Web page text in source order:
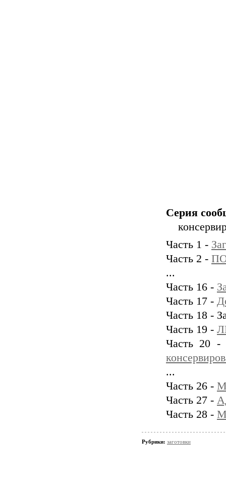
Серия
Часть 1 -
Часть 2 -
...
Часть 16 -
Часть 17 -
Часть 18 -
Часть 19 -
Часть 20 -
...
Часть 26 -
Часть 27 -
Часть 28 -
Рубрики: заготовки